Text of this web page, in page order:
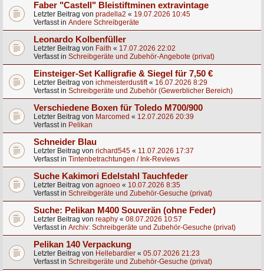
Faber "Castell" Bleistiftminen extravintage
Letzter Beitrag von pradella2 « 19.07.2026 10:45
Verfasst in Andere Schreibgeräte
Leonardo Kolbenfüller
Letzter Beitrag von Faith « 17.07.2026 22:02
Verfasst in Schreibgeräte und Zubehör-Angebote (privat)
Einsteiger-Set Kalligrafie & Siegel für 7,50 €
Letzter Beitrag von ichmeisterdustift« 16.07.2026 8:29
Verfasst in Schreibgeräte und Zubehör (Gewerblicher Bereich)
Verschiedene Boxen für Toledo M700/900
Letzter Beitrag von Marcomed « 12.07.2026 20:39
Verfasst in Pelikan
Schneider Blau
Letzter Beitrag von richard545 « 11.07.2026 17:37
Verfasst in Tintenbetrachtungen / Ink-Reviews
Suche Kakimori Edelstahl Tauchfeder
Letzter Beitrag von agnoeo « 10.07.2026 8:35
Verfasst in Schreibgeräte und Zubehör-Gesuche (privat)
Suche: Pelikan M400 Souverän (ohne Feder)
Letzter Beitrag von reaphy « 08.07.2026 10:57
Verfasst in Archiv: Schreibgeräte und Zubehör-Gesuche (privat)
Pelikan 140 Verpackung
Letzter Beitrag von Hellebardier « 05.07.2026 21:23
Verfasst in Schreibgeräte und Zubehör-Gesuche (privat)